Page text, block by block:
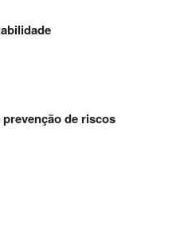
de riscos